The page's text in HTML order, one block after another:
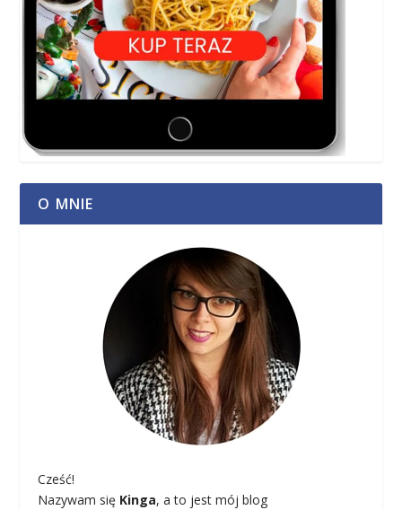
O MNIE
Cześć!
Nazywam się Kinga, a to jest mój blog